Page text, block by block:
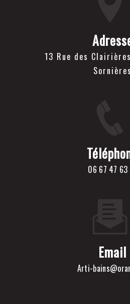
13 Rue des Clairières, 44840 Les
Sornières
06 67 47 63
Email
arti-